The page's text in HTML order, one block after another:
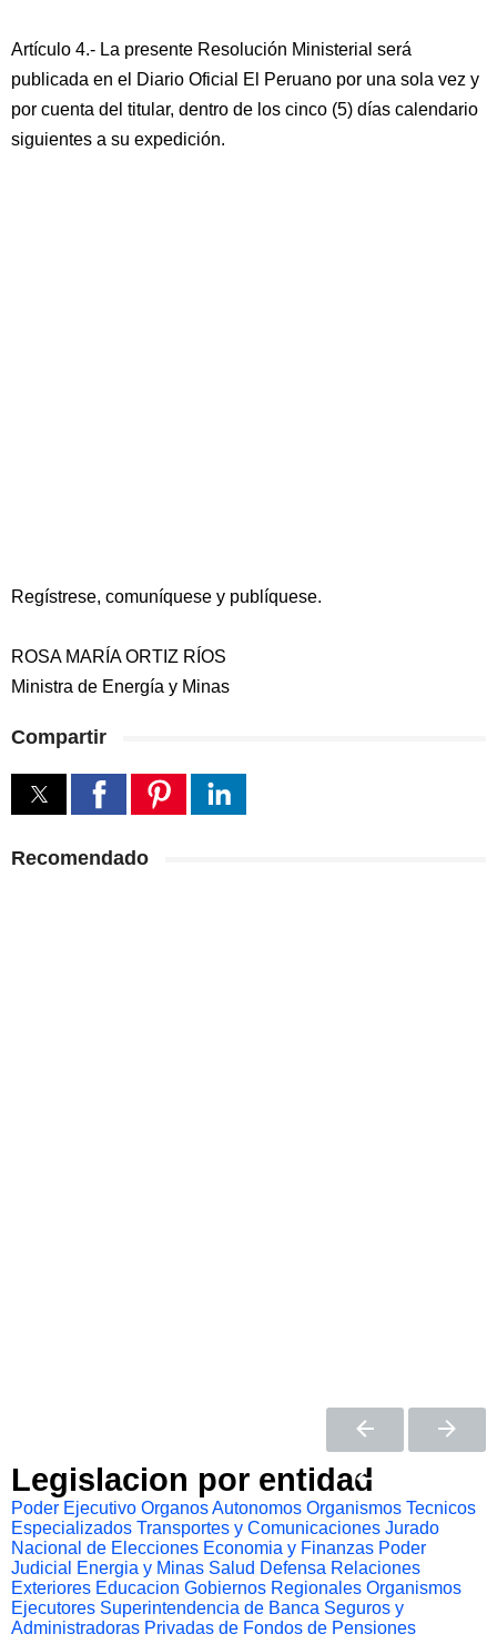
Artículo 4.- La presente Resolución Ministerial será
publicada en el Diario Oficial El Peruano por una sola vez y
por cuenta del titular, dentro de los cinco (5) días calendario
siguientes a su expedición.
Regístrese, comuníquese y publíquese.
ROSA MARÍA ORTIZ RÍOS
Ministra de Energía y Minas
Compartir
Recomendado
Legislacion por entidad
Poder Ejecutivo Organos Autonomos Organismos Tecnicos
Especializados Transportes y Comunicaciones Jurado
Nacional de Elecciones Economia y Finanzas Poder
Judicial
Energia y Minas Salud Defensa Relaciones
Exteriores Educacion Gobiernos Regionales Organismos
Ejecutores Superintendencia de Banca Seguros y
Administradoras Privadas de Fondos de Pensiones